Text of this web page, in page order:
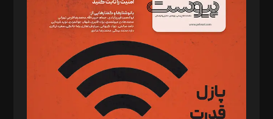
د‌بیر خدمت و تجارت: ابوالفضل رجبی
د‌بیر حقوق فناوری: حسام‌الدین ایپکچی
د‌بیر پیوست جهان: مینا پاکدل
د‌بیر تحریریه آنلاین: بابک نقاش
تحریریه‌: مجتبی محمود‌ی، آرش برهمند، یسنا امان‌پور، سروش کرمیان،
مصطفی مسجدی آرانی، ابوالفضل رجبی، زهرا فکرانه، فائزه فتحی
رستمی،مصطفی باستان